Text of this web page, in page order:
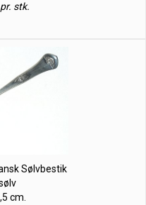
stk.
Sølvbestik
cm.